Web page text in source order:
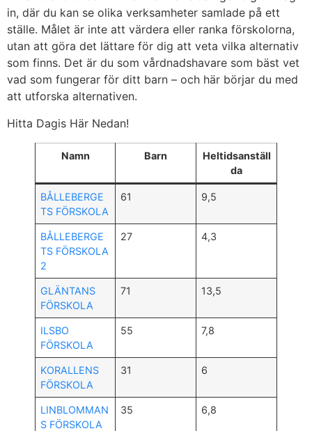
in, där du kan se olika verksamheter samlade på ett
ställe. Målet är inte att värdera eller ranka förskolorna,
utan att göra det lättare för dig att veta vilka alternativ
som finns. Det är du som vårdnadshavare som bäst vet
vad som fungerar för ditt barn – och här börjar du med
att utforska alternativen.
Hitta Dagis Här Nedan!
Namn Barn
Heltidsanställ
da
BÅLLEBERGE
TS FÖRSKOLA
61 9,5
BÅLLEBERGE
TS FÖRSKOLA
2
27 4,3
GLÄNTANS
FÖRSKOLA
71 13,5
ILSBO
FÖRSKOLA
55 7,8
KORALLENS
FÖRSKOLA
31 6
LINBLOMMAN
S FÖRSKOLA
35 6,8